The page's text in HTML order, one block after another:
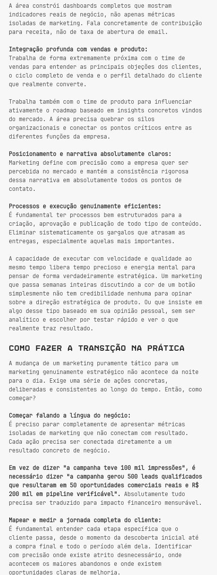
A área constrói dashboards completos que mostram
indicadores reais de negócio, não apenas métricas
isoladas de marketing. Fala concretamente de contribuição
para receita, não de taxa de abertura de email.
Integração profunda com vendas e produto:
Trabalha de forma extremamente próxima com o time de
vendas para entender as principais objeções dos clientes,
o ciclo completo de venda e o perfil detalhado do cliente
que realmente converte.
Trabalha também com o time de produto para influenciar
ativamente o roadmap baseado em insights concretos vindos
do mercado. A área precisa quebrar os silos
organizacionais e conectar os pontos críticos entre as
diferentes funções da empresa.
Posicionamento e narrativa absolutamente claros:
Marketing define com precisão como a empresa quer ser
percebida no mercado e mantém a consistência rigorosa
dessa narrativa em absolutamente todos os pontos de
contato.
Processos e execução genuinamente eficientes:
É fundamental ter processos bem estruturados para a
criação, aprovação e publicação de todo tipo de conteúdo.
Eliminar sistematicamente os gargalos que atrasam as
entregas, especialmente aquelas mais importantes.
A capacidade de executar com velocidade e qualidade ao
mesmo tempo libera tempo precioso e energia mental para
pensar de forma verdadeiramente estratégica. Um marketing
que passa semanas inteiras discutindo a cor de um botão
simplesmente não tem credibilidade nenhuma para opinar
sobre a direção estratégica de produto. Ou que insiste em
algo desse tipo baseado em sua opinião pessoal, sem ser
analítico e escolher por testar rápido e ver o que
realmente traz resultado.
Como fazer a transição na prática
A mudança de um marketing puramente tático para um
marketing genuinamente estratégico não acontece da noite
para o dia. Exige uma série de ações concretas,
deliberadas e consistentes ao longo do tempo. Então, como
começar?
Começar falando a língua do negócio:
É preciso parar completamente de apresentar métricas
isoladas de marketing que não conectam com resultado.
Cada ação precisa ser conectada diretamente a um
resultado concreto de negócio.
Em vez de dizer "a campanha teve 100 mil impressões", é
necessário dizer "a campanha gerou 500 leads qualificados
que resultaram em 50 oportunidades comerciais reais e R$
200 mil em pipeline verificável". Absolutamente tudo
precisa ser traduzido para impacto financeiro mensurável.
Mapear e medir a jornada completa do cliente:
É fundamental entender cada etapa específica que o
cliente passa, desde o momento da descoberta inicial até
a compra final e todo o período além dela. Identificar
com precisão onde existe atrito desnecessário, onde
acontecem os maiores abandonos e onde existem
oportunidades claras de melhoria.